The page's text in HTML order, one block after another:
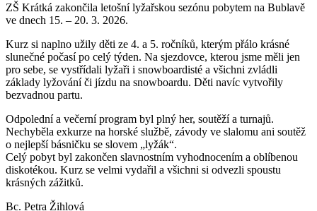
ZŠ Krátká zakončila letošní lyžařskou sezónu pobytem na Bublavě
ve dnech 15. – 20. 3. 2026.
Kurz si naplno užily děti ze 4. a 5. ročníků, kterým přálo krásné
slunečné počasí po celý týden. Na sjezdovce, kterou jsme měli jen
pro sebe, se vystřídali lyžaři i snowboardisté a všichni zvládli
základy lyžování či jízdu na snowboardu. Děti navíc vytvořily
bezvadnou partu.
Odpolední a večerní program byl plný her, soutěží a turnajů.
Nechyběla exkurze na horské službě, závody ve slalomu ani soutěž
o nejlepší básničku se slovem „lyžák“.
Celý pobyt byl zakončen slavnostním vyhodnocením a oblíbenou
diskotékou. Kurz se velmi vydařil a všichni si odvezli spoustu
krásných zážitků.
Bc. Petra Žihlová